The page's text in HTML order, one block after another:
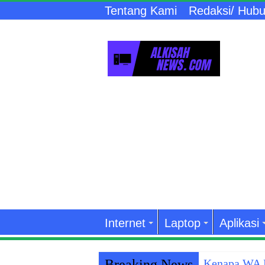
Tentang Kami Redaksi/
Internet Laptop Aplikasi